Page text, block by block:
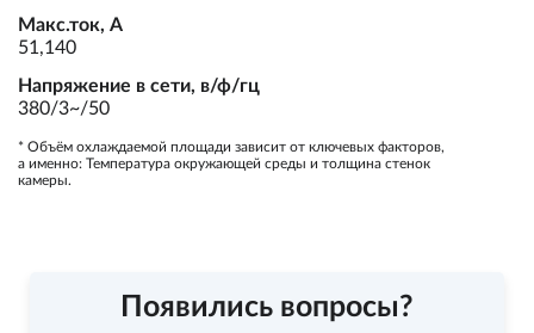
Макс.ток, А
51,140
Напряжение в сети, в/ф/гц
380/3~/50
* Объём охлаждаемой площади зависит от ключевых факторов,
а именно: Температура окружающей среды и толщина стенок
камеры.
Появились вопросы?